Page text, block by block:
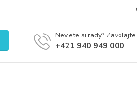
Neviete si rady? Zavolajte.
+421 940 949 000